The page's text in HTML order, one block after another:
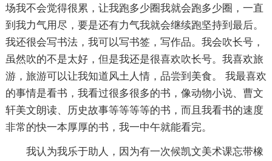
场我不会觉得很累，让我跑多少圈我就会跑多少圈，一直
到我力气用尽，要是还有力气我就会继续跑坚持到最后。
我还很会写书法，我可以写书签，写作品。我会吹长号，
虽然吹的不是太好，但是我还是很喜欢吹长号。我喜欢旅
游，旅游可以让我知道风土人情，品尝到美食。 我最喜欢
的事情是看书，我看过很多很多的书，像动物小说、曹文
轩美文朗读、历史故事等等等等的书，而且我看书的速度
非常的快一本厚厚的书，我一中午就能看完。
我认为我乐于助人，因为有一次候凯文美术课忘带橡